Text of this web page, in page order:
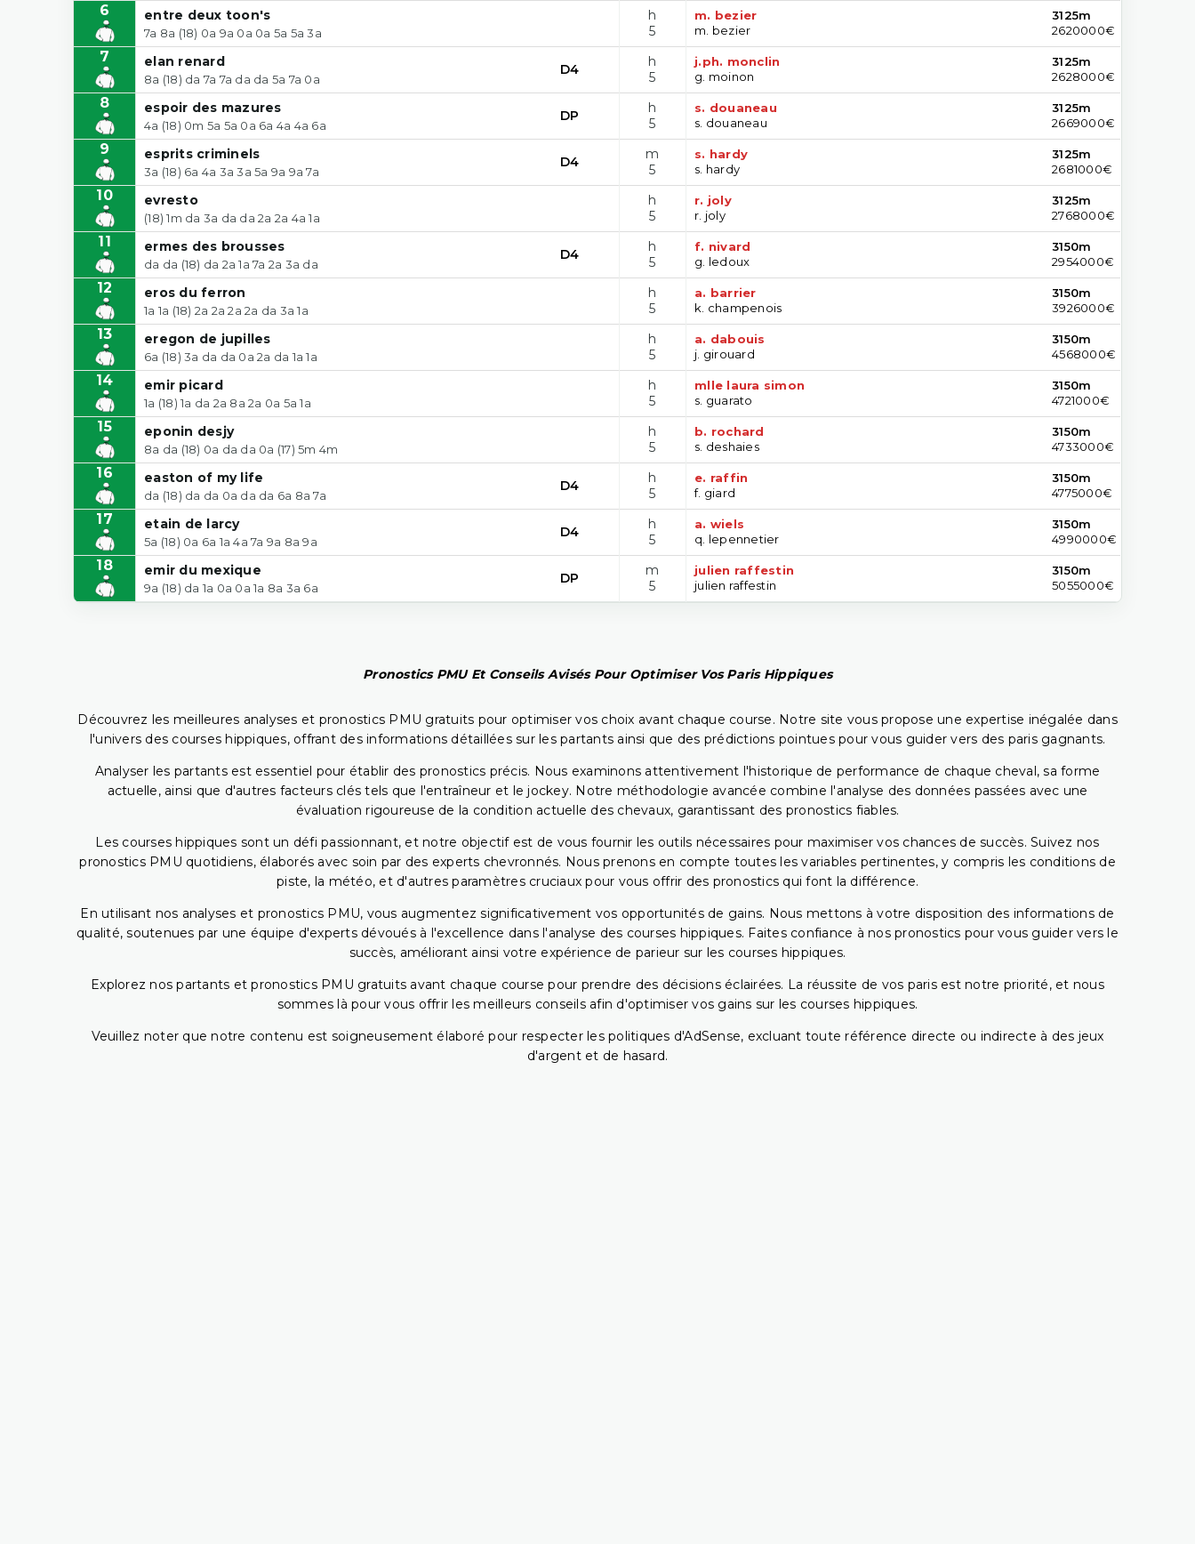
6 entre deux toon's
7a 8a (18) 0a 9a 0a 0a 5a 5a 3a
h
5
m. bezier
m. bezier
3125m
2620000€
7 elan renard
8a (18) da 7a 7a da da 5a 7a 0a
D4
h
5
j.ph. monclin
g. moinon
3125m
2628000€
8 espoir des mazures
4a (18) 0m 5a 5a 0a 6a 4a 4a 6a
DP
h
5
s. douaneau
s. douaneau
3125m
2669000€
9 esprits criminels
3a (18) 6a 4a 3a 3a 5a 9a 9a 7a
D4
m
5
s. hardy
s. hardy
3125m
2681000€
10 evresto
(18) 1m da 3a da da 2a 2a 4a 1a
h
5
r. joly
r. joly
3125m
2768000€
11 ermes des brousses
da da (18) da 2a 1a 7a 2a 3a da
D4
h
5
f. nivard
g. ledoux
3150m
2954000€
12 eros du ferron
1a 1a (18) 2a 2a 2a 2a da 3a 1a
h
5
a. barrier
k. champenois
3150m
3926000€
13 eregon de jupilles
6a (18) 3a da da 0a 2a da 1a 1a
h
5
a. dabouis
j. girouard
3150m
4568000€
14 emir picard
1a (18) 1a da 2a 8a 2a 0a 5a 1a
h
5
mlle laura simon
s. guarato
3150m
4721000€
15 eponin desjy
8a da (18) 0a da da 0a (17) 5m 4m
h
5
b. rochard
s. deshaies
3150m
4733000€
16 easton of my life
da (18) da da 0a da da 6a 8a 7a
D4
h
5
e. raffin
f. giard
3150m
4775000€
17 etain de larcy
5a (18) 0a 6a 1a 4a 7a 9a 8a 9a
D4
h
5
a. wiels
q. lepennetier
3150m
4990000€
18 emir du mexique
9a (18) da 1a 0a 0a 1a 8a 3a 6a
DP
m
5
julien raffestin
julien raffestin
3150m
5055000€
Pronostics PMU Et Conseils Avisés Pour Optimiser Vos Paris Hippiques
Découvrez les meilleures analyses et pronostics PMU gratuits pour optimiser vos choix avant chaque course. Notre site vous propose une expertise inégalée dans
l'univers des courses hippiques, offrant des informations détaillées sur les partants ainsi que des prédictions pointues pour vous guider vers des paris gagnants.
Analyser les partants est essentiel pour établir des pronostics précis. Nous examinons attentivement l'historique de performance de chaque cheval, sa forme
actuelle, ainsi que d'autres facteurs clés tels que l'entraîneur et le jockey. Notre méthodologie avancée combine l'analyse des données passées avec une
évaluation rigoureuse de la condition actuelle des chevaux, garantissant des pronostics fiables.
Les courses hippiques sont un défi passionnant, et notre objectif est de vous fournir les outils nécessaires pour maximiser vos chances de succès. Suivez nos
pronostics PMU quotidiens, élaborés avec soin par des experts chevronnés. Nous prenons en compte toutes les variables pertinentes, y compris les conditions de
piste, la météo, et d'autres paramètres cruciaux pour vous offrir des pronostics qui font la différence.
En utilisant nos analyses et pronostics PMU, vous augmentez significativement vos opportunités de gains. Nous mettons à votre disposition des informations de
qualité, soutenues par une équipe d'experts dévoués à l'excellence dans l'analyse des courses hippiques. Faites confiance à nos pronostics pour vous guider vers le
succès, améliorant ainsi votre expérience de parieur sur les courses hippiques.
Explorez nos partants et pronostics PMU gratuits avant chaque course pour prendre des décisions éclairées. La réussite de vos paris est notre priorité, et nous
sommes là pour vous offrir les meilleurs conseils afin d'optimiser vos gains sur les courses hippiques.
Veuillez noter que notre contenu est soigneusement élaboré pour respecter les politiques d'AdSense, excluant toute référence directe ou indirecte à des jeux
d'argent et de hasard.